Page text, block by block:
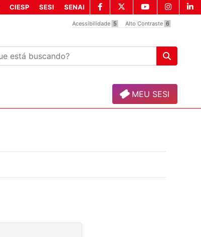
Acessibilidade 5 Alto Contraste 6
CIESP SESI SENAI
MEU SESI